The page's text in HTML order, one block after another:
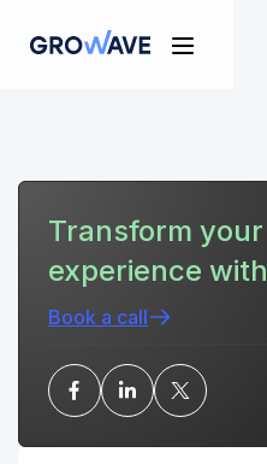
Transform
experience
Book a call